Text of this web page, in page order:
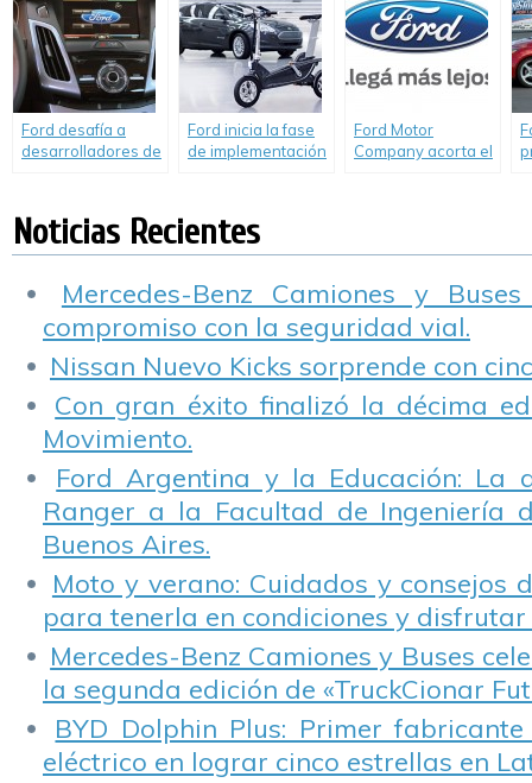
huella de carbono.
en compromiso a la
lucha contra el
Ford desafía a
desarrolladores de
para evitar
congestionamientos
de tránsito.
Ford inicia la fase
de implementación
Ford Motor
Company acorta el
resultados
Noticias Recientes
Mercedes-Benz Camiones y
compromiso con la seguridad vial.
Nissan Nuevo Kicks sorprende con
Con gran éxito finalizó la décima
Movimiento.
Ford Argentina y la Educación: La
Ranger a la Facultad de Ingeniería
Buenos Aires.
Moto y verano: Cuidados y consejos
para tenerla en condiciones y disfrutar
Mercedes-Benz Camiones y Buses
la segunda edición de «TruckCionar
BYD Dolphin Plus: Primer
eléctrico en lograr cinco estrellas en